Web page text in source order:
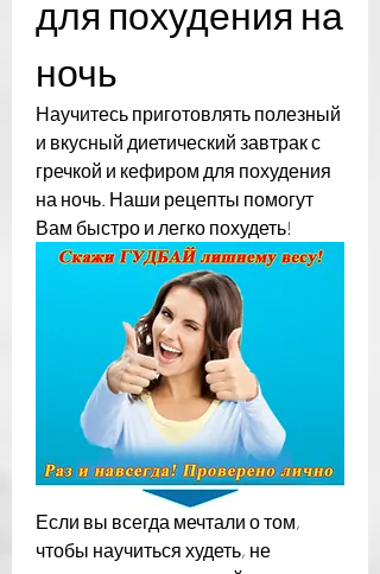
для похудения на
ночь
Научитесь приготовлять полезный
и вкусный диетический завтрак с
гречкой и кефиром для похудения
на ночь. Наши рецепты помогут
Вам быстро и легко похудеть!
Если вы всегда мечтали о том,
чтобы научиться худеть, не